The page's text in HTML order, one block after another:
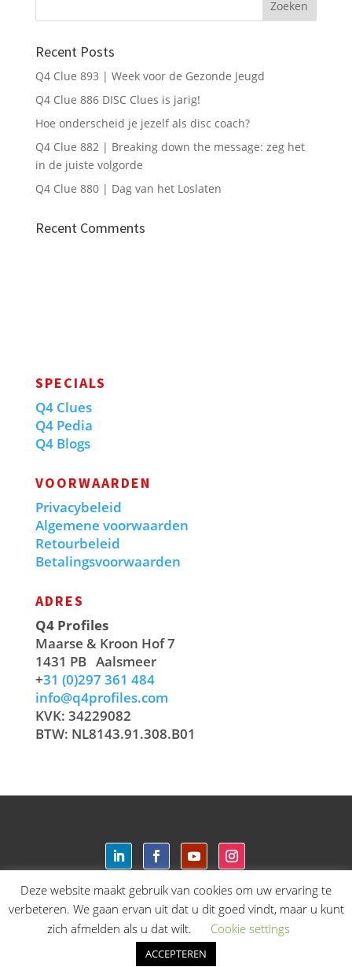
Recent Posts
Q4 Clue 893 | Week voor de Gezonde Jeugd
Q4 Clue 886 DISC Clues is jarig!
Hoe onderscheid je jezelf als disc coach?
Q4 Clue 882 | Breaking down the message: zeg het
in de juiste volgorde
Q4 Clue 880 | Dag van het Loslaten
Recent Comments
SPECIALS
Q4 Clues
Q4 Pedia
Q4 Blogs
VOORWAARDEN
Privacybeleid
Algemene voorwaarden
Retourbeleid
Betalingsvoorwaarden
ADRES
Q4 Profiles
Maarse & Kroon Hof 7
1431 PB Aalsmeer
+31 (0)297 361 484
info@q4profiles.com
KVK: 34229082
BTW: NL8143.91.308.B01
Login
Deze website maakt gebruik van cookies om uw ervaring te
verbeteren. We gaan ervan uit dat u dit goed vindt, maar u kunt
zich afmelden als u dat wilt.
Cookie settings
ACCEPTEREN